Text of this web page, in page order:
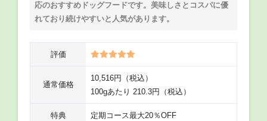
応のおすすめドッグフードです。美味しさとコスパに優
れており続けやすいと人気があります。
評価
通常価格
10,516円（税込）
100gあたり 210.3円（税込）
特典 定期コース最大20％OFF